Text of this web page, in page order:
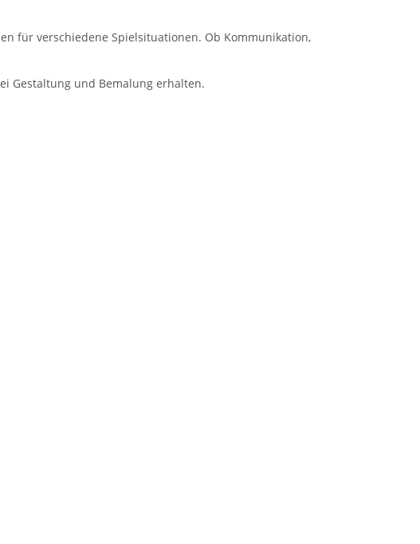
für verschiedene Spielsituationen. Ob Kommunikation,
Gestaltung und Bemalung erhalten.